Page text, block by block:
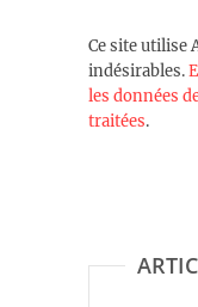
Ce site utilise
indésirables.
les données
traitées.